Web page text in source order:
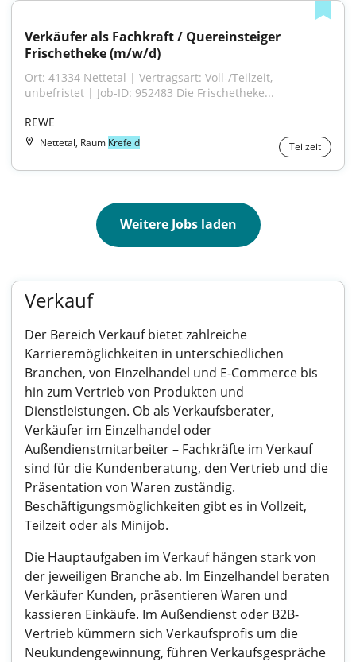
Verkäufer als Fachkraft / Quereinsteiger
Frischetheke (m/w/d)
Ort: 41334 Nettetal | Vertragsart: Voll-/Teilzeit,
unbefristet | Job-ID: 952483 Die Frischetheke...
REWE
Nettetal, Raum Krefeld Teilzeit
Weitere Jobs laden
Verkauf
Der Bereich Verkauf bietet zahlreiche
Karrieremöglichkeiten in unterschiedlichen
Branchen, von Einzelhandel und E-Commerce bis
hin zum Vertrieb von Produkten und
Dienstleistungen. Ob als Verkaufsberater,
Verkäufer im Einzelhandel oder
Außendienstmitarbeiter – Fachkräfte im Verkauf
sind für die Kundenberatung, den Vertrieb und die
Präsentation von Waren zuständig.
Beschäftigungsmöglichkeiten gibt es in Vollzeit,
Teilzeit oder als Minijob.
Die Hauptaufgaben im Verkauf hängen stark von
der jeweiligen Branche ab. Im Einzelhandel beraten
Verkäufer Kunden, präsentieren Waren und
kassieren Einkäufe. Im Außendienst oder B2B-
Vertrieb kümmern sich Verkaufsprofis um die
Neukundengewinnung, führen Verkaufsgespräche